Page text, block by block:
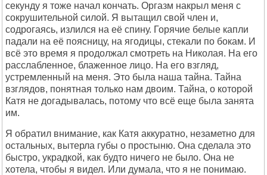
секунду я тоже начал кончать. Оргазм накрыл меня с
сокрушительной силой. Я вытащил свой член и,
содрогаясь, излился на её спину. Горячие белые капли
падали на её поясницу, на ягодицы, стекали по бокам. И
всё это время я продолжал смотреть на Николая. На его
расслабленное, блаженное лицо. На его взгляд,
устремленный на меня. Это была наша тайна. Тайна
взглядов, понятная только нам двоим. Тайна, о которой
Катя не догадывалась, потому что всё еще была занята
им.
Я обратил внимание, как Катя аккуратно, незаметно для
остальных, вытерла губы о простыню. Она сделала это
быстро, украдкой, как будто ничего не было. Она не
хотела, чтобы я видел. Или думала, что я не понимаю.